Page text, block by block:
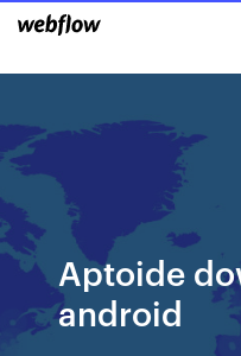
Aptoide
android